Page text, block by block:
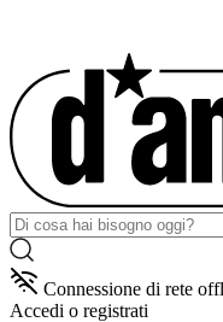
Connessione di rete
Accedi o registrati